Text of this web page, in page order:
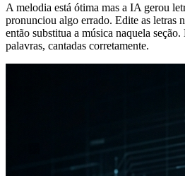
A melodia está ótima mas a IA gerou
pronunciou algo errado. Edite as letras
então substitua a música naquela
palavras, cantadas corretamente.